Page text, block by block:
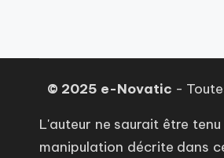
© 2025 e-Novatic -
L'auteur ne saurait être
manipulation décrite dans